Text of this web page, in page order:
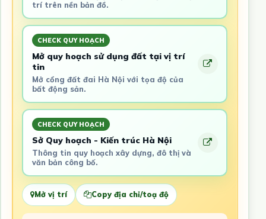
trí trên nền bản đồ.
CHECK QUY HOẠCH
Mở quy hoạch sử dụng đất tại vị trí
tin
Mở cổng đất đai Hà Nội với tọa độ của
bất động sản.
CHECK QUY HOẠCH
Sở Quy hoạch - Kiến trúc Hà Nội
Thông tin quy hoạch xây dựng, đô thị và
văn bản công bố.
Mở vị trí Copy địa chỉ/toạ độ